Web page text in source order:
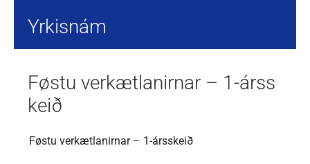
Yrkisnám
Føstu verkætlanirnar – 1-árss
keið
Føstu verkætlanirnar – 1-ársskeið